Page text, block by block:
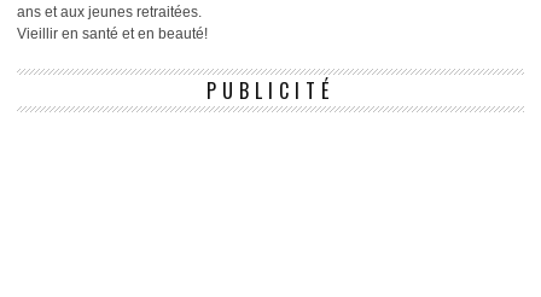
ans et aux jeunes retraitées.
Vieillir en santé et en beauté!
PUBLICITÉ